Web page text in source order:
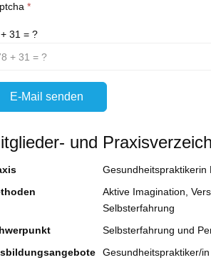
*
31 = ?
E-Mail senden
und
Gesundheitspraktikerin
Aktive Imagination,
Selbsterfahrung
Selbsterfahrung und
Gesundheitspraktiker/